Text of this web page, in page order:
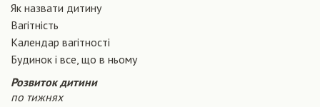
Як назвати дитину
Вагiтнiсть
Календар вагітності
Будинок і все, що в ньому
Розвиток дитини
по тижнях